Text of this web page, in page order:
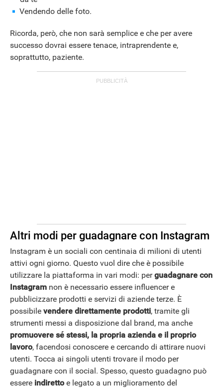
STREAMING E SERIE TV
Vendendo delle foto.
Ricorda, però, che non sarà semplice e che per avere
successo dovrai essere tenace, intraprendente e,
soprattutto, paziente.
Altri modi per guadagnare con Instagram
Instagram è un sociali con centinaia di milioni di utenti
attivi ogni giorno. Questo vuol dire che è possibile
utilizzare la piattaforma in vari modi: perguadagnare con
Instagram non è necessario essere influencer e
pubblicizzare prodotti e servizi di aziende terze. È
possibile vendere direttamente prodotti, tramite gli
strumenti messi a disposizione dal brand, ma anche
promuovere sé stessi, la propria azienda e il proprio
lavoro, facendosi conoscere e cercando di attirare nuovi
utenti. Tocca ai singoli utenti trovare il modo per
guadagnare con il social. Spesso, questo guadagno può
essere indirettoe legato a un miglioramento del